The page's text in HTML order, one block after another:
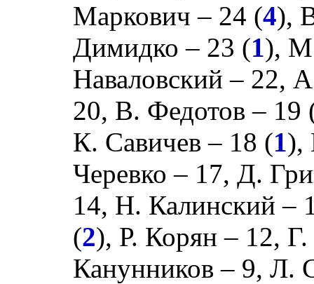
Маркович – 24 (4),
Димидко – 23 (1),
Наваловский – 22,
20, В. Федотов – 19
К. Савичев – 18 (1),
Черевко – 17,Д.
14, Н. Калинский –
(2), Р. Корян – 12, Г.
Канунников – 9,Л.